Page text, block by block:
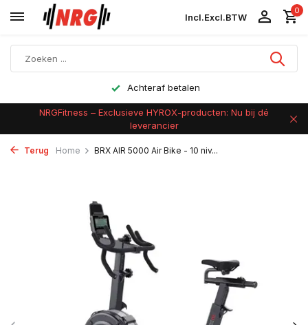
Incl.Excl.BTW
0
Achteraf betalen
NRGFitness – Exclusieve HYROX-producten: Nu bij dé
leverancier
Terug Home BRX AIR 5000 Air Bike - 10 niv...